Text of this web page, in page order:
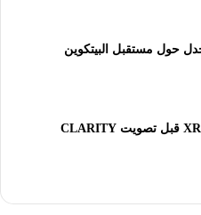
حول مستقبل البيتكوين